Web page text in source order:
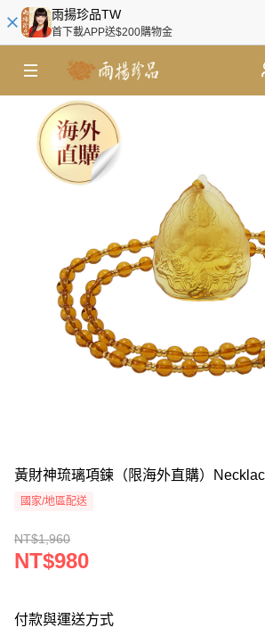
雨揚珍品TW
首下載APP送$200購物金
黃財神琉璃項鍊（限海外直購）
國家/地區配送
NT$1,960
NT$980
付款與運送方式